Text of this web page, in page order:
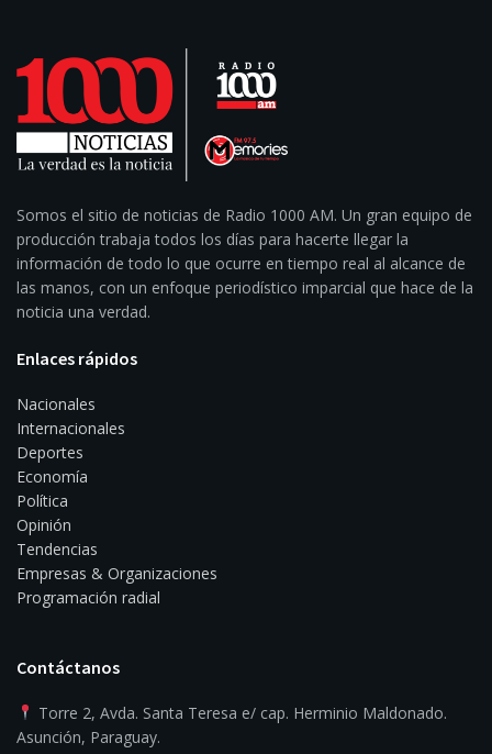
Somos el sitio de noticias de Radio 1000 AM. Un gran equipo de
producción trabaja todos los días para hacerte llegar la
información de todo lo que ocurre en tiempo real al alcance de
las manos, con un enfoque periodístico imparcial que hace de la
noticia una verdad.
Enlaces rápidos
Nacionales
Internacionales
Deportes
Economía
Política
Opinión
Tendencias
Empresas & Organizaciones
Programación radial
Contáctanos
Torre 2, Avda. Santa Teresa e/ cap. Herminio Maldonado.
Asunción, Paraguay.